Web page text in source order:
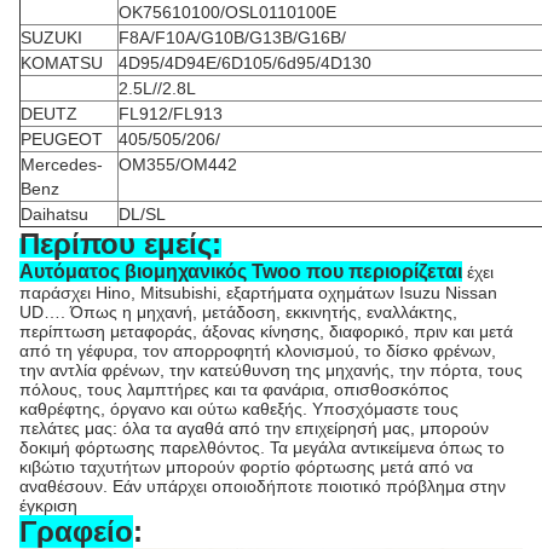
OK75610100/OSL0110100E
SUZUKI
F8A/F10A/G10B/G13B/G16B/
KOMATSU
4D95/4D94E/6D105/6d95/4D130
2.5L//2.8L
DEUTZ
FL912/FL913
PEUGEOT
405/505/206/
Mercedes-
Benz
OM355/OM442
Daihatsu DL/SL
Περίπου εμείς:
Αυτόματος βιομηχανικός Twoo που περιορίζεται έχει
παράσχει Hino, Mitsubishi, εξαρτήματα οχημάτων Isuzu Nissan
UD…. Όπως η μηχανή, μετάδοση, εκκινητής, εναλλάκτης,
περίπτωση μεταφοράς, άξονας κίνησης, διαφορικό, πριν και μετά
από τη γέφυρα, τον απορροφητή κλονισμού, το δίσκο φρένων,
την αντλία φρένων, την κατεύθυνση της μηχανής, την πόρτα, τους
πόλους, τους λαμπτήρες και τα φανάρια, οπισθοσκόπος
καθρέφτης, όργανο και ούτω καθεξής. Υποσχόμαστε τους
πελάτες μας: όλα τα αγαθά από την επιχείρησή μας, μπορούν
δοκιμή φόρτωσης παρελθόντος. Τα μεγάλα αντικείμενα όπως το
κιβώτιο ταχυτήτων μπορούν φορτίο φόρτωσης μετά από να
αναθέσουν. Εάν υπάρχει οποιοδήποτε ποιοτικό πρόβλημα στην
έγκριση
Γραφείο: